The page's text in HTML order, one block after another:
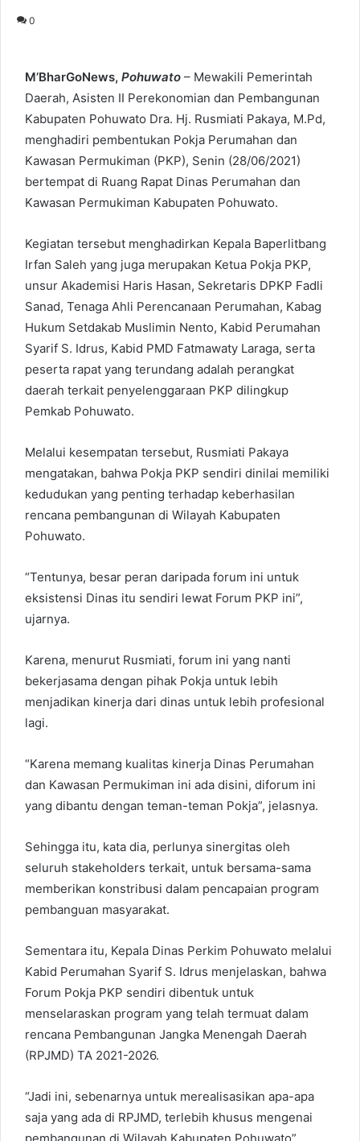
0
M’BharGoNews, Pohuwato – Mewakili Pemerintah
Daerah, Asisten II Perekonomian dan Pembangunan
Kabupaten Pohuwato Dra. Hj. Rusmiati Pakaya, M.Pd,
menghadiri pembentukan Pokja Perumahan dan
Kawasan Permukiman (PKP), Senin (28/06/2021)
bertempat di Ruang Rapat Dinas Perumahan dan
Kawasan Permukiman Kabupaten Pohuwato.
Kegiatan tersebut menghadirkan Kepala Baperlitbang
Irfan Saleh yang juga merupakan Ketua Pokja PKP,
unsur Akademisi Haris Hasan, Sekretaris DPKP Fadli
Sanad, Tenaga Ahli Perencanaan Perumahan, Kabag
Hukum Setdakab Muslimin Nento, Kabid Perumahan
Syarif S. Idrus, Kabid PMD Fatmawaty Laraga, serta
peserta rapat yang terundang adalah perangkat
daerah terkait penyelenggaraan PKP dilingkup
Pemkab Pohuwato.
Melalui kesempatan tersebut, Rusmiati Pakaya
mengatakan, bahwa Pokja PKP sendiri dinilai memiliki
kedudukan yang penting terhadap keberhasilan
rencana pembangunan di Wilayah Kabupaten
Pohuwato.
“Tentunya, besar peran daripada forum ini untuk
eksistensi Dinas itu sendiri lewat Forum PKP ini”,
ujarnya.
Karena, menurut Rusmiati, forum ini yang nanti
bekerjasama dengan pihak Pokja untuk lebih
menjadikan kinerja dari dinas untuk lebih profesional
lagi.
“Karena memang kualitas kinerja Dinas Perumahan
dan Kawasan Permukiman ini ada disini, diforum ini
yang dibantu dengan teman-teman Pokja”, jelasnya.
Sehingga itu, kata dia, perlunya sinergitas oleh
seluruh stakeholders terkait, untuk bersama-sama
memberikan konstribusi dalam pencapaian program
pembanguan masyarakat.
Sementara itu, Kepala Dinas Perkim Pohuwato melalui
Kabid Perumahan Syarif S. Idrus menjelaskan, bahwa
Forum Pokja PKP sendiri dibentuk untuk
menselaraskan program yang telah termuat dalam
rencana Pembangunan Jangka Menengah Daerah
(RPJMD) TA 2021-2026.
“Jadi ini, sebenarnya untuk merealisasikan apa-apa
saja yang ada di RPJMD, terlebih khusus mengenai
pembangunan di Wilayah Kabupaten Pohuwato”,